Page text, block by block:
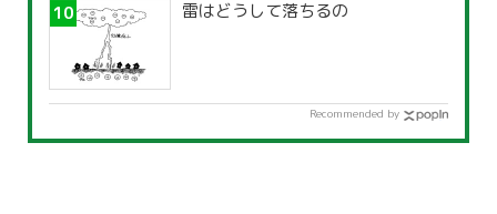
雷はどうして落ちるの
Recommended by